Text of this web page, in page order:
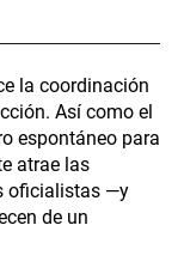
la coordinación
Así como el
espontáneo para
atrae las
oficialistas —y
de un